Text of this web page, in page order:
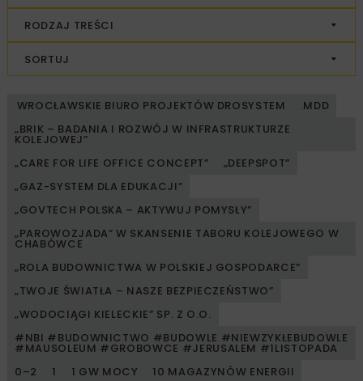
RODZAJ TREŚCI
SORTUJ
WROCŁAWSKIE BIURO PROJEKTÓW DROSYSTEM
.MDD
„BRIK – BADANIA I ROZWÓJ W INFRASTRUKTURZE
KOLEJOWEJ”
„CARE FOR LIFE OFFICE CONCEPT”
„DEEPSPOT”
„GAZ-SYSTEM DLA EDUKACJI”
„GOVTECH POLSKA – AKTYWUJ POMYSŁY”
„PAROWOZJADA” W SKANSENIE TABORU KOLEJOWEGO W
CHABÓWCE
„ROLA BUDOWNICTWA W POLSKIEJ GOSPODARCE”
„TWOJE ŚWIATŁA – NASZE BEZPIECZEŃSTWO”
„WODOCIĄGI KIELECKIE” SP. Z O.O.
#NBI #BUDOWNICTWO #BUDOWLE #NIEWZYKŁEBUDOWLE
#MAUSOLEUM #GROBOWCE #JERUSALEM #1LISTOPADA
0–2
1 1 GW MOCY
10 MAGAZYNÓW ENERGII